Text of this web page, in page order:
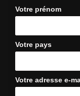
Votre prénom
Votre pays
Votre adresse e-